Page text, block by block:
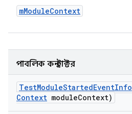
mModuleContext
পাবলিক কনস্ট্রাক্টর
TestModuleStartedEventInfo
Context moduleContext)